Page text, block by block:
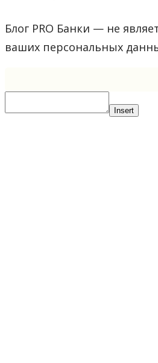
Блог PRO Банки — не
ваших персональных
Insert